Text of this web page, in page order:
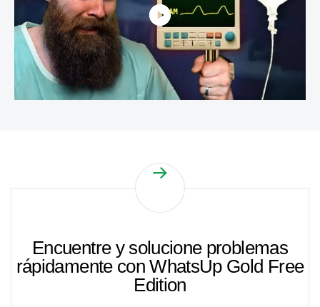
Encuentre y solucione problemas
rápidamente con WhatsUp Gold Free
Edition